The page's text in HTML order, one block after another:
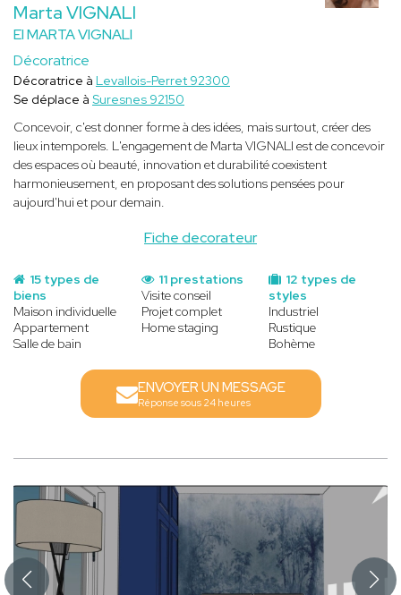
Marta VIGNALI
EI MARTA VIGNALI
Décoratrice
Fiche decorateur
Décoratrice à Levallois-Perret 92300
Se déplace à Suresnes 92150
Concevoir, c'est donner forme à des idées, mais surtout, créer des
lieux intemporels. L'engagement de Marta VIGNALI est de concevoir
des espaces où beauté, innovation et durabilité coexistent
harmonieusement, en proposant des solutions pensées pour
aujourd'hui et pour demain.
15 types de
biens
Maison individuelle
Appartement
Salle de bain
12 types de
styles
Industriel
Rustique
Bohème
11 prestations
Visite conseil
Projet complet
Home staging
ENVOYER UN MESSAGE
Réponse sous 24 heures